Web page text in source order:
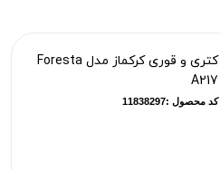
کتری و قوری کرکماز مدل Foresta
A217
کد محصول :11838297